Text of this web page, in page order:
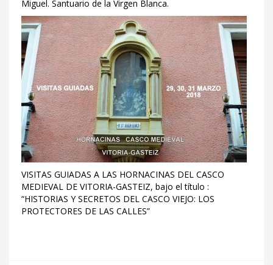
Miguel. Santuario de la Virgen Blanca.
VISITAS GUIADAS A LAS HORNACINAS DEL CASCO
MEDIEVAL DE VITORIA-GASTEIZ, bajo el título :
“HISTORIAS Y SECRETOS DEL CASCO VIEJO: LOS
PROTECTORES DE LAS CALLES”